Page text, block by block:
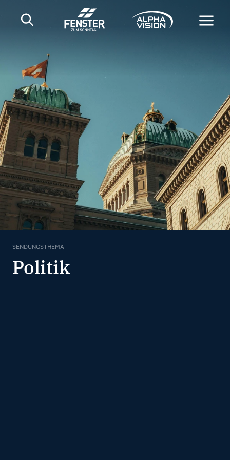
SENDUNGSTHEMA
Politik